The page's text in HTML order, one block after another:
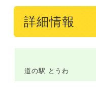
詳細情報
道の駅 とうわ